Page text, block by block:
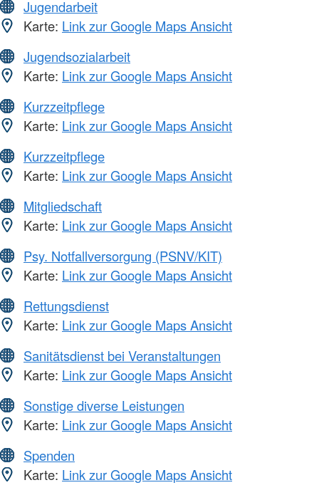
Jugendarbeit
Karte: Link zur Google Maps Ansicht
Jugendsozialarbeit
Karte: Link zur Google Maps Ansicht
Kurzzeitpflege
Karte: Link zur Google Maps Ansicht
Kurzzeitpflege
Karte: Link zur Google Maps Ansicht
Mitgliedschaft
Karte: Link zur Google Maps Ansicht
Psy. Notfallversorgung (PSNV/KIT)
Karte: Link zur Google Maps Ansicht
Rettungsdienst
Karte: Link zur Google Maps Ansicht
Sanitätsdienst bei Veranstaltungen
Karte: Link zur Google Maps Ansicht
Sonstige diverse Leistungen
Karte: Link zur Google Maps Ansicht
Spenden
Karte: Link zur Google Maps Ansicht